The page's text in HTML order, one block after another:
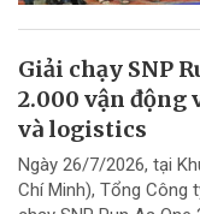
Giải chạy SNP
2.000 vận động
và logistics
Ngày 26/7/2026, tại
Chí Minh), Tổng Công